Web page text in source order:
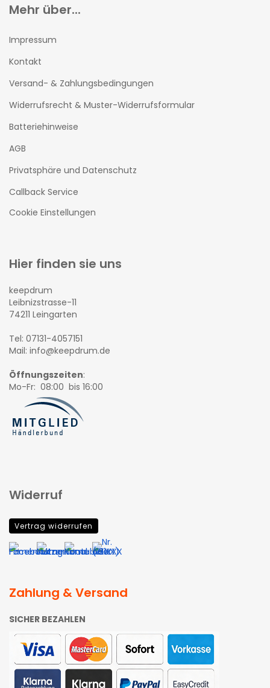
Mehr über...
Impressum
Kontakt
Versand- & Zahlungsbedingungen
Widerrufsrecht & Muster-Widerrufsformular
Batteriehinweise
AGB
Privatsphäre und Datenschutz
Callback Service
Cookie Einstellungen
Hier finden sie uns
keepdrum
Leibnizstrasse-11
74211 Leingarten
Tel: 07131-4057151
Mail: info@keepdrum.de
Öffnungszeiten:
Mo-Fr: 08:00 bis 16:00
Widerruf
Vertrag widerrufen
Zahlung & Versand
SICHER BEZAHLEN